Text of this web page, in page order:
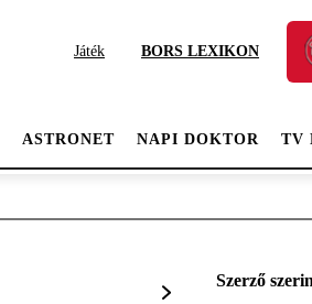
Játék BORS LEXIKON
ASTRONET NAPI DOKTOR TV
Szerző